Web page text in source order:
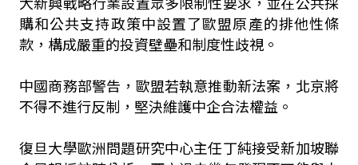
購和公共支持政策中設置了歐盟原產的排他性條
款，構成嚴重的投資壁壘和制度性歧視。
中國商務部警告，歐盟若執意推動新法案，北京將
不得不進行反制，堅決維護中企合法權益。
復旦大學歐洲問題研究中心主任丁純接受新加坡聯